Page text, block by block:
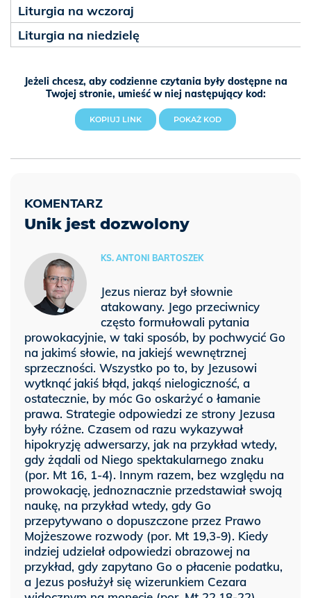
Jeżeli chcesz, aby codzienne czytania były dostępne na
Twojej stronie, umieść w niej następujący kod:
KOPIUJ LINK POKAŻ KOD
Liturgia na wczoraj
Liturgia na niedzielę
Unik jest dozwolony
KS. ANTONI BARTOSZEK
Jezus nieraz był słownie
atakowany. Jego przeciwnicy
często formułowali pytania
prowokacyjnie, w taki sposób, by pochwycić Go
na jakimś słowie, na jakiejś wewnętrznej
sprzeczności. Wszystko po to, by Jezusowi
wytknąć jakiś błąd, jakąś nielogiczność, a
ostatecznie, by móc Go oskarżyć o łamanie
prawa. Strategie odpowiedzi ze strony Jezusa
były różne. Czasem od razu wykazywał
hipokryzję adwersarzy, jak na przykład wtedy,
gdy żądali od Niego spektakularnego znaku
(por. Mt 16, 1-4). Innym razem, bez względu na
prowokację, jednoznacznie przedstawiał swoją
naukę, na przykład wtedy, gdy Go
przepytywano o dopuszczone przez Prawo
Mojżeszowe rozwody (por. Mt 19,3-9). Kiedy
indziej udzielał odpowiedzi obrazowej na
przykład, gdy zapytano Go o płacenie podatku,
a Jezus posłużył się wizerunkiem Cezara